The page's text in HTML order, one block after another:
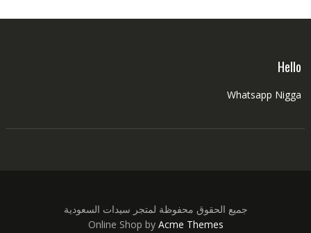
Hello
Whatsapp Nigga
جميع الحقوق محفوظة لمتجر سيدات السعودية
Online Shop by Acme Themes